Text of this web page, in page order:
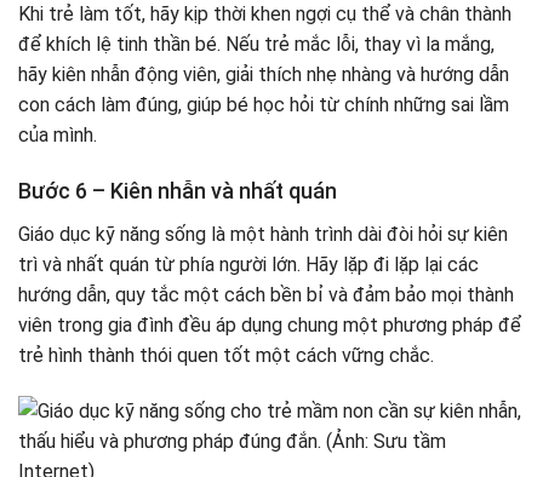
Khi trẻ làm tốt, hãy kịp thời khen ngợi cụ thể và chân thành
để khích lệ tinh thần bé. Nếu trẻ mắc lỗi, thay vì la mắng,
hãy kiên nhẫn động viên, giải thích nhẹ nhàng và hướng dẫn
con cách làm đúng, giúp bé học hỏi từ chính những sai lầm
của mình.
Bước 6 – Kiên nhẫn và nhất quán
Giáo dục kỹ năng sống là một hành trình dài đòi hỏi sự kiên
trì và nhất quán từ phía người lớn. Hãy lặp đi lặp lại các
hướng dẫn, quy tắc một cách bền bỉ và đảm bảo mọi thành
viên trong gia đình đều áp dụng chung một phương pháp để
trẻ hình thành thói quen tốt một cách vững chắc.